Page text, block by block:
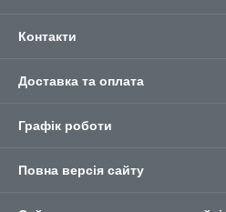
Контакти
Доставка та оплата
Графік роботи
Повна версія сайту